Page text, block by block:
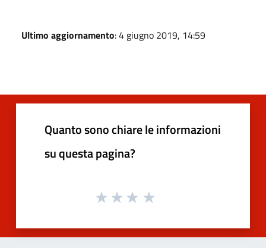
Ultimo aggiornamento: 4 giugno 2019, 14:59
Quanto sono chiare le informazioni
su questa pagina?